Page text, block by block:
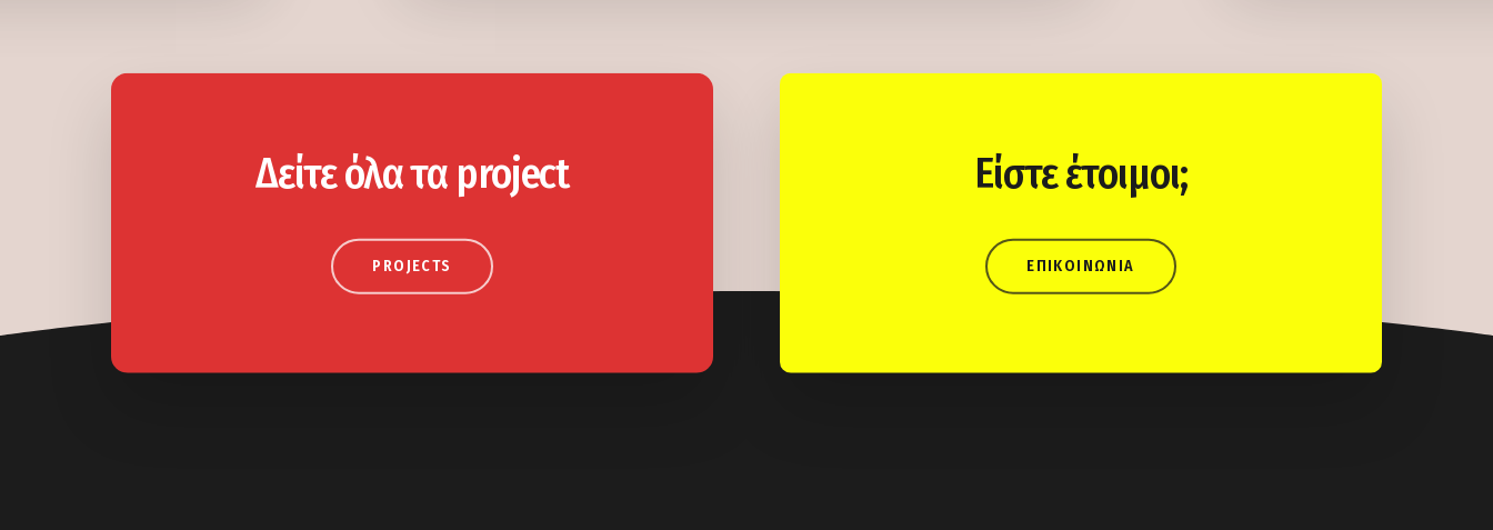
Δείτε όλα τα project
PROJECTS
Είστε έτοιμοι;
ΕΠΙΚΟΙΝΩΝΊΑ